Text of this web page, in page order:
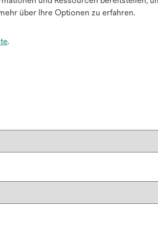
über Ihre Optionen zu erfahren.
.